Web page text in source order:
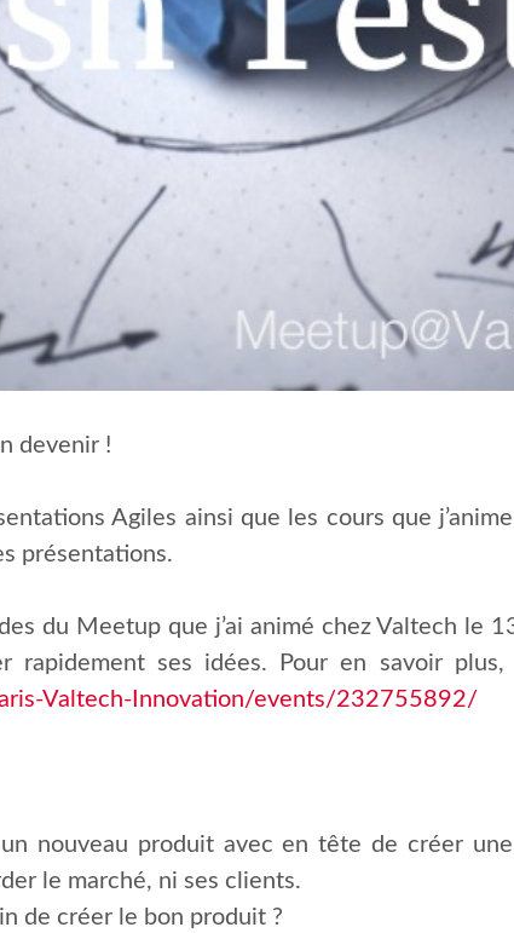
devenir !
Agiles ainsi que les cours que
présentations.
du Meetup que j’ai animé chez Valtech
rapidement ses idées. Pour en savoir
Valtech-Innovation/events/232755892/
un nouveau produit avec en tête de créer
le marché, ni ses clients.
de créer le bon produit ?